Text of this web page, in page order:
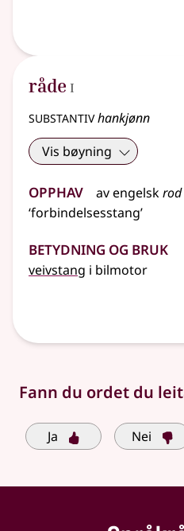
råde 1
I
substantivhankjønn
Vis bøyning
Opphav avengelskrod
‘forbindelsesstang’
Betydning og bruk
veivstang i bilmotor
Fann du ordet du
Ja Nei